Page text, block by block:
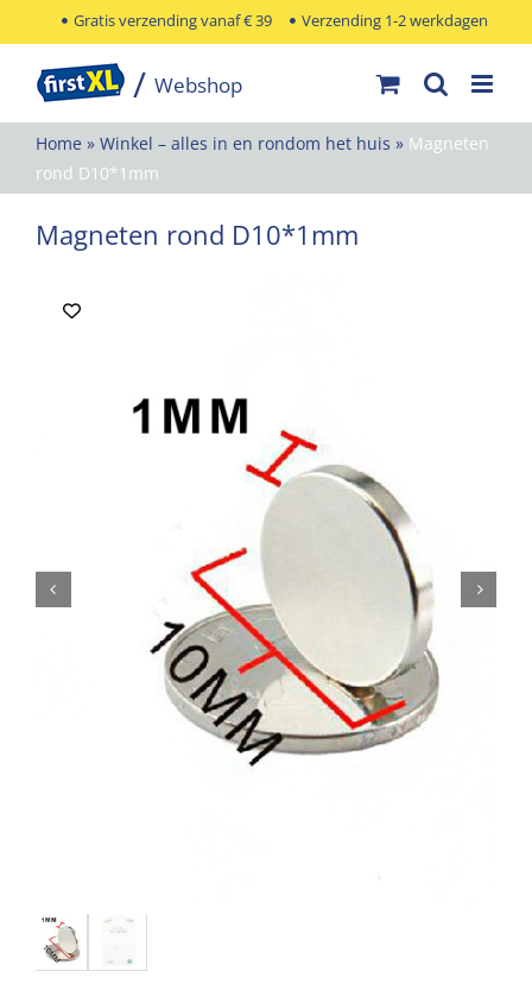
naar
inhoud
Gratis verzending vanaf € 39 Verzending 1-2 werkdagen
Home » Winkel – alles in en rondom het huis » Magneten
rond D10*1mm
Magneten rond D10*1mm